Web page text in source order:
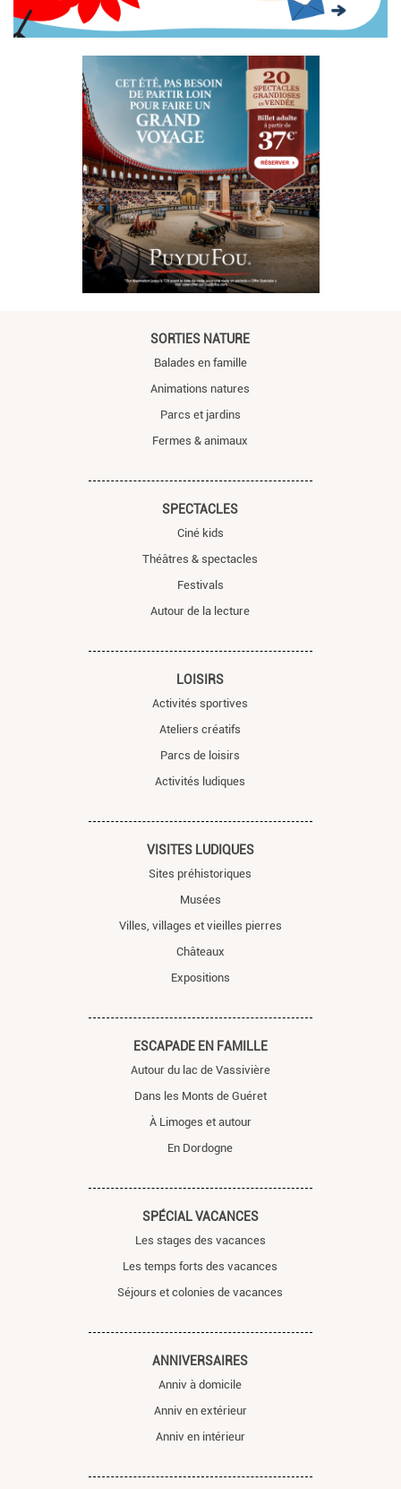
SORTIES NATURE
Balades en famille
Animations natures
Parcs et jardins
Fermes & animaux
SPECTACLES
Ciné kids
Théâtres & spectacles
Festivals
Autour de la lecture
LOISIRS
Activités sportives
Ateliers créatifs
Parcs de loisirs
Activités ludiques
VISITES LUDIQUES
Sites préhistoriques
Musées
Villes, villages et vieilles pierres
Châteaux
Expositions
ESCAPADE EN FAMILLE
Autour du lac de Vassivière
Dans les Monts de Guéret
À Limoges et autour
En Dordogne
SPÉCIAL VACANCES
Les stages des vacances
Les temps forts des vacances
Séjours et colonies de vacances
ANNIVERSAIRES
Anniv à domicile
Anniv en extérieur
Anniv en intérieur